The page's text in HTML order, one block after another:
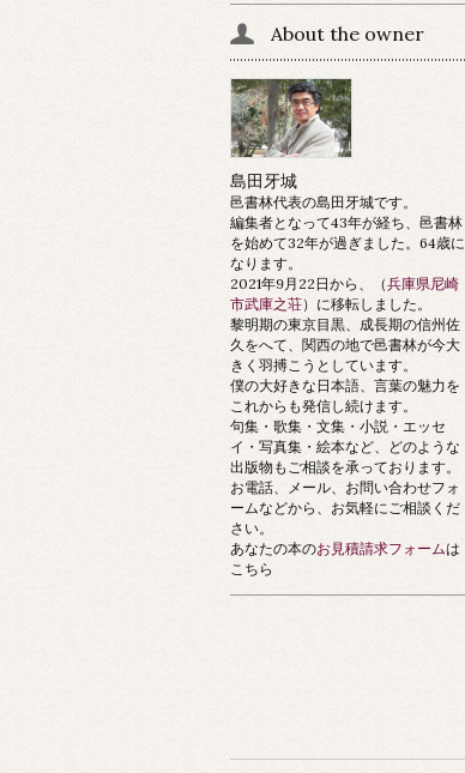
About the owner
島田牙城
邑書林代表の島田牙城です。
編集者となって43年が経ち、邑書林
を始めて32年が過ぎました。64歳に
なります。
2021年9月22日から、（兵庫県尼崎
市武庫之荘）に移転しました。
黎明期の東京目黒、成長期の信州佐
久をへて、関西の地で邑書林が今大
きく羽搏こうとしています。
僕の大好きな日本語、言葉の魅力を
これからも発信し続けます。
句集・歌集・文集・小説・エッセ
イ・写真集・絵本など、どのような
出版物もご相談を承っております。
お電話、メール、お問い合わせフォ
ームなどから、お気軽にご相談くだ
さい。
あなたの本のお見積請求フォームは
こちら